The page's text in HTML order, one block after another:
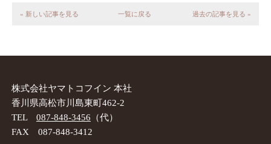
« 新しい記事を見る 一覧に戻る 過去の記事を見る »
株式会社ヤマトコフイン 本社
香川県高松市川島東町462-2
TEL 087-848-3456 （代）
FAX 087-848-3412